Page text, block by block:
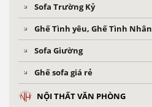
Sofa Trường Kỷ
Ghế Tình yêu, Ghế Tình Nhân
Sofa Giường
Ghế sofa giá rẻ
NỘI THẤT VĂN PHÒNG